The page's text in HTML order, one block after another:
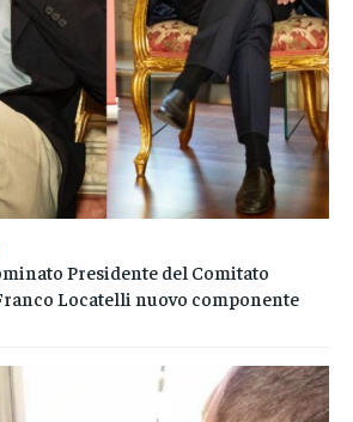
Presidente del Comitato
Locatelli nuovo componente